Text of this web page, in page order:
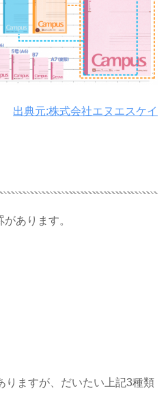
出典元:株式会社エヌエスケイ
あります。
りますが、だいたい上記3種類